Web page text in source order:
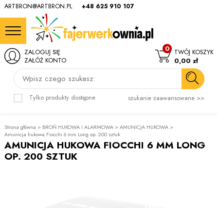
ARTBRON@ARTBRON.PL +48 625 910 107
Wpisz czego szukasz:
Tylko produkty dostępne szukanie zaawansowane >>
ZALOGUJ SIĘ
ZAŁÓŻ KONTO
TWÓJ KOSZYK
0
0,00 zł
Strona główna > BROŃ HUKOWA I ALARMOWA >AMUNICJA HUKOWA >
Amunicja hukowa Fiocchi 6 mm Long op. 200 sztuk
AMUNICJA HUKOWA FIOCCHI 6 MM LONG
OP. 200 SZTUK